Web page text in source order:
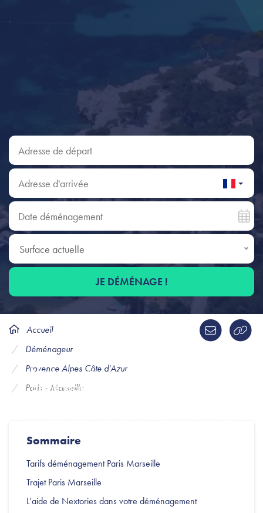
Déménagement Paris Marseille
Nextories vous accompagne dans votre
déménagement de Paris vers Marseille.
déménagement en ligne.
Adresse de départ
Adresse d'arrivée
Date déménagement
Surface actuelle
Surface actuelle
JE DÉMÉNAGE !
Accueil
Déménageur
Provence Alpes Côte d'Azur
Paris - Marseille
Sommaire
Tarifs déménagement Paris Marseille
Trajet Paris Marseille
L'aide de Nextories dans votre déménagement